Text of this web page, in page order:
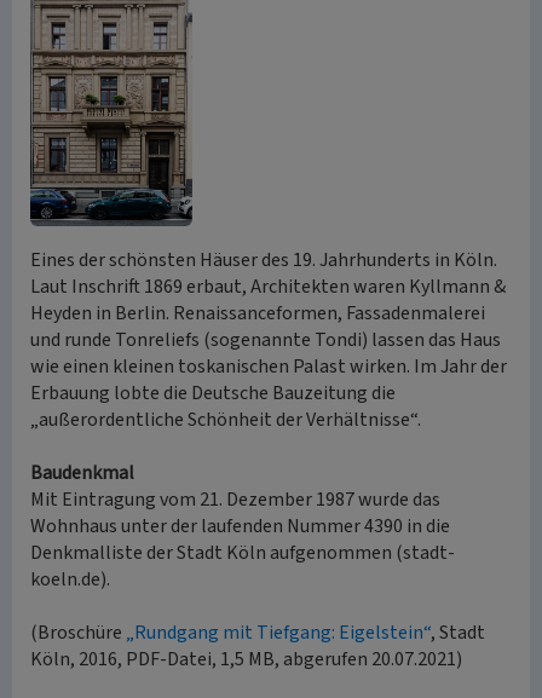
Eines der schönsten Häuser des 19. Jahrhunderts in Köln.
Laut Inschrift 1869 erbaut, Architekten waren Kyllmann &
Heyden in Berlin. Renaissanceformen, Fassadenmalerei
und runde Tonreliefs (sogenannte Tondi) lassen das Haus
wie einen kleinen toskanischen Palast wirken. Im Jahr der
Erbauung lobte die Deutsche Bauzeitung die
„außerordentliche Schönheit der Verhältnisse“.
Baudenkmal
Mit Eintragung vom 21. Dezember 1987 wurde das
Wohnhaus unter der laufenden Nummer 4390 in die
Denkmalliste der Stadt Köln aufgenommen (stadt-
koeln.de).
(Broschüre „Rundgang mit Tiefgang: Eigelstein“, Stadt
Köln, 2016, PDF-Datei, 1,5 MB, abgerufen 20.07.2021)